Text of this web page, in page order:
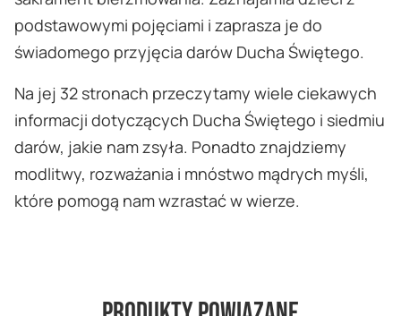
podstawowymi pojęciami i zaprasza je do
świadomego przyjęcia darów Ducha Świętego.
Na jej 32 stronach przeczytamy wiele ciekawych
informacji dotyczących Ducha Świętego i siedmiu
darów, jakie nam zsyła. Ponadto znajdziemy
modlitwy, rozważania i mnóstwo mądrych myśli,
które pomogą nam wzrastać w wierze.